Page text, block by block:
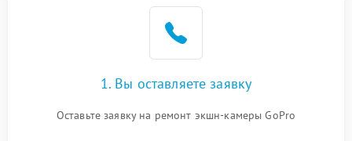
1. Вы оставляете заявку
Оставьте заявку на ремонт экшн-камеры GoPro